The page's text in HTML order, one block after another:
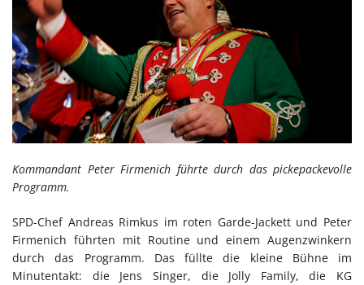
Kommandant Peter Firmenich führte durch das pickepackevolle
Programm.
SPD-Chef Andreas Rimkus im roten Garde-Jackett und Peter
Firmenich führten mit Routine und einem Augenzwinkern
durch das Programm. Das füllte die kleine Bühne im
Minutentakt: die Jens Singer, die Jolly Family, die KG